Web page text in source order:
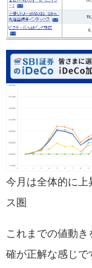
今月は全体的に上
ス圏
これまでの値動
確が正解な感じで